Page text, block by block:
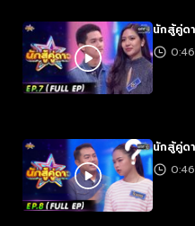
นักสู้คู่ด
นักสู้คู่ด